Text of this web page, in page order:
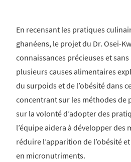
En recensant les pratiques
ghanéens, le projet du Dr. Osei-
connaissances précieuses et
plusieurs causes alimentaires
du surpoids et de l’obésité dans
concentrant sur les méthodes de
sur la volonté d’adopter des
l’équipe aidera à développer des
réduire l’apparition de l’obésité
en micronutriments.